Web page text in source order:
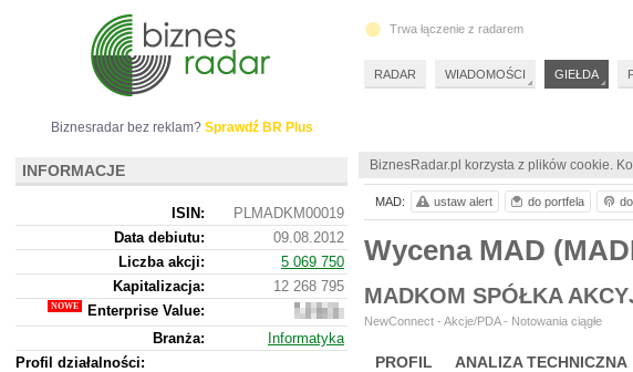
BiznesRadar.pl korzysta z plików cookie.
Wycena MAD
MADKOM SPÓŁKA
NewConnect - Akcje/PDA - Notowania ciągłe
PROFIL ANALIZA TECHNICZNA
MAD: ustaw alert do portfela
Biznesradar bez reklam? Sprawdź BR Plus
INFORMACJE
ISIN:
PLMADKM00019
Data debiutu:
09.08.2012
Liczba akcji:
5 069 750
Kapitalizacja:
12 268 795
Enterprise Value:
603
795
Branża:
Informatyka
Profil działalności:
Trwa łączenie z radarem
RADAR WIADOMOŚCI GIEŁDA